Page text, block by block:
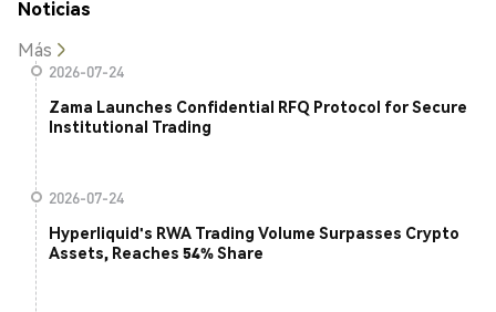
Noticias
Más
2026-07-24
Zama Launches Confidential RFQ Protocol for Secure
Institutional Trading
2026-07-24
Hyperliquid's RWA Trading Volume Surpasses Crypto
Assets, Reaches 54% Share